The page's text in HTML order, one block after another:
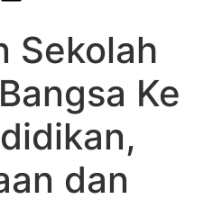
Sekolah
Ke
dan